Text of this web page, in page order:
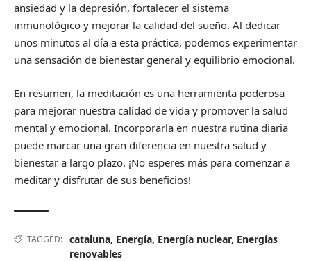
ansiedad y la depresión, fortalecer el sistema
inmunológico y mejorar la calidad del sueño. Al dedicar
unos minutos al día a esta práctica, podemos experimentar
una sensación de bienestar general y equilibrio emocional.
En resumen, la meditación es una herramienta poderosa
para mejorar nuestra calidad de vida y promover la salud
mental y emocional. Incorporarla en nuestra rutina diaria
puede marcar una gran diferencia en nuestra salud y
bienestar a largo plazo. ¡No esperes más para comenzar a
meditar y disfrutar de sus beneficios!
TAGGED: cataluna, Energía, Energía nuclear, Energías
renovables